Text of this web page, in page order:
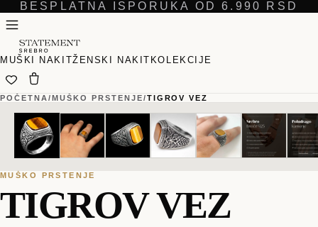
BESPLATNA ISPORUKA OD 6.990 RSD
MUŠKI NAKITŽENSKI NAKIT KOLEKCIJE
POČETNA /MUŠKO PRSTENJE/TIGROV VEZ
01/08
01/08
MUŠKO PRSTENJE
TIGROV VEZ